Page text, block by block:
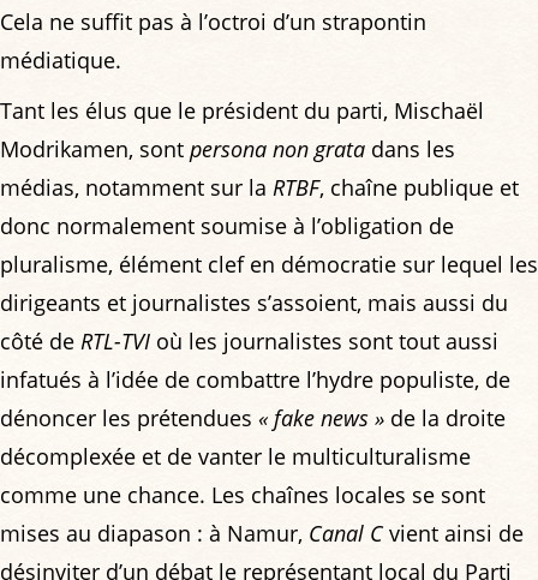
Cela ne suffit pas à l’octroi d’un strapontin
médiatique.
Tant les élus que le président du parti, Mischaël
Modrikamen, sont persona non grata dans les
médias, notamment sur la RTBF, chaîne publique et
donc normalement soumise à l’obligation de
pluralisme, élément clef en démocratie sur lequel les
dirigeants et journalistes s’assoient, mais aussi du
côté de RTL-TVI où les journalistes sont tout aussi
infatués à l’idée de combattre l’hydre populiste, de
dénoncer les prétendues « fake news » de la droite
décomplexée et de vanter le multiculturalisme
comme une chance. Les chaînes locales se sont
mises au diapason : à Namur, Canal Cvient ainsi de
désinviter d’un débat le représentant local du Parti